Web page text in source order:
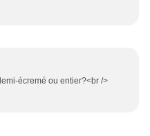
écremé ou entier?<br />